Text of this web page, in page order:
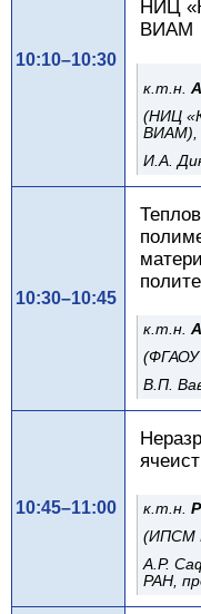
10:10–10:30
НИЦ
ВИАМ
к.т.н.
(НИЦ
ВИАМ),
И.А.
10:30–10:45
к.т.н.
В.П.
10:45–11:00 к.т.н.
(ИПСМ
А.Р.
РАН,